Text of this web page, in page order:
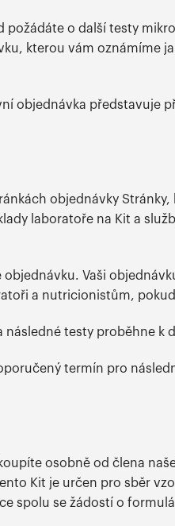
o další testy
kterou vám oznámíme
objednávka představuje
objednávky
laboratoře na Kit a
Vaši
a nutricionistům,
následné testy proběhne
termín pro
osobně od člena
Kit je určen pro sběr
spolu se žádostí o